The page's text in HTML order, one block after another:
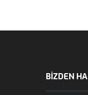
BIZDEN